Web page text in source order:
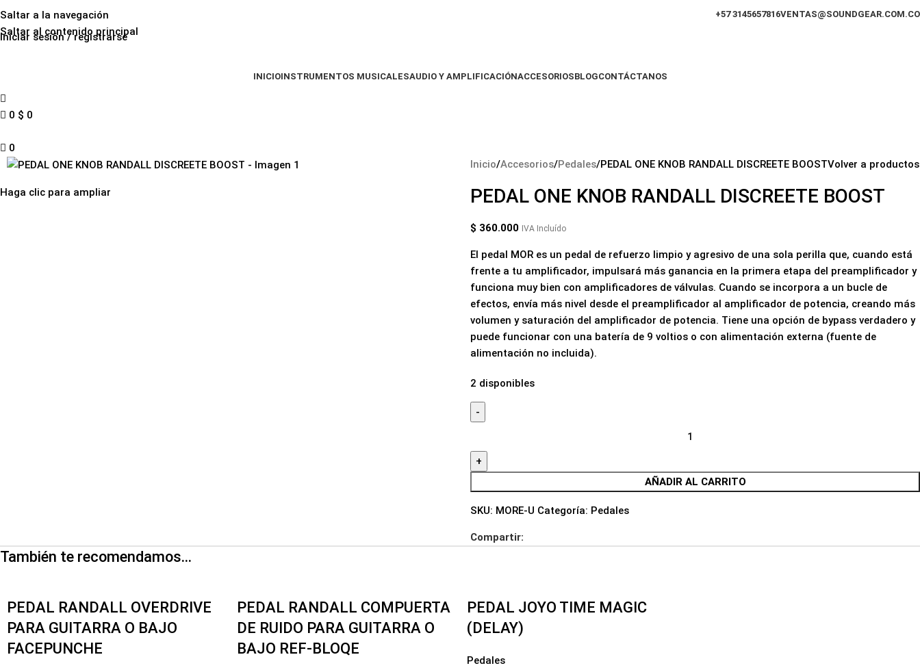
Saltar a la navegación
Saltar al contenido principal
+57 3145657816VENTAS@SOUNDGEAR.COM.CO
Iniciar sesión / registrarse
INICIOINSTRUMENTOS MUSICALESAUDIO Y AMPLIFICACIÓNACCESORIOSBLOGCONTÁCTANOS
0 $ 0
0
Haga clic para ampliar
Inicio Accesorios Pedales PEDAL ONE KNOB RANDALL DISCREETE BOOSTVolver a productos
PEDAL ONE KNOB RANDALL DISCREETE BOOST
$ 360.000 IVA Incluído
El pedal MOR es un pedal de refuerzo limpio y agresivo de una sola perilla que, cuando está
frente a tu amplificador, impulsará más ganancia en la primera etapa del preamplificador y
funciona muy bien con amplificadores de válvulas. Cuando se incorpora a un bucle de
efectos, envía más nivel desde el preamplificador al amplificador de potencia, creando más
volumen y saturación del amplificador de potencia. Tiene una opción de bypass verdadero y
puede funcionar con una batería de 9 voltios o con alimentación externa (fuente de
alimentación no incluida).
2 disponibles
AÑADIR AL CARRITO
SKU: MORE-U Categoría: Pedales
Compartir:
También te recomendamos…
PEDAL RANDALL OVERDRIVE
PARA GUITARRA O BAJO
FACEPUNCHE
PEDAL RANDALL COMPUERTA
DE RUIDO PARA GUITARRA O
BAJO REF-BLOQE
PEDAL JOYO TIME MAGIC
(DELAY)
Pedales